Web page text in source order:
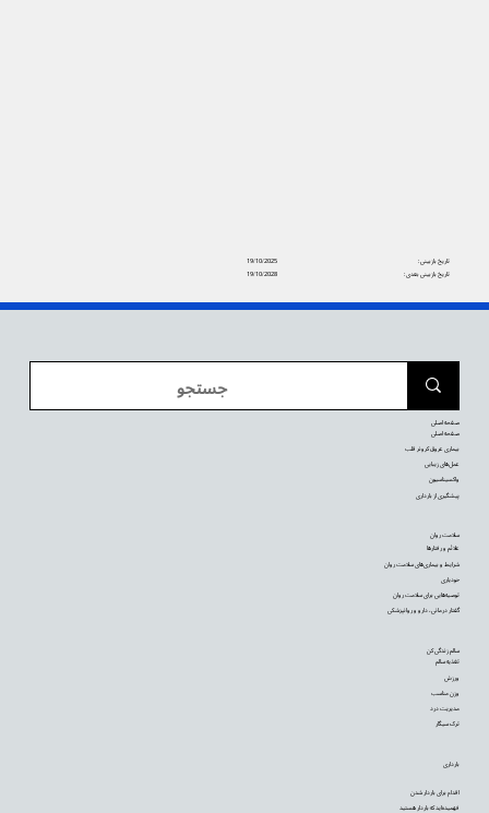
19/10/2025
تاریخ بازبینی:
19/10/2028
تاریخ بازبینی بعدی:
بارداری
اقدام برای باردار شدن
فهمیده‌اید که باردار هستید
سالم زندگی کن
تغذیه سالم
ورزش
وزن مناسب
مدیریت درد
ترک سیگار
سلامت روان
علائم و رفتارها
شرایط و بیماری‌های سلامت روان
خودیاری
توصیه‌‌هایی برای سلامت روان
گفتار درمانی، دارو و روانپزشکی
صفحه اصلی
صفحه اصلی
بیماری عروق کرونر قلب
عمل‌های زیبایی
واکسیناسیون
پیشگیری از بارداری